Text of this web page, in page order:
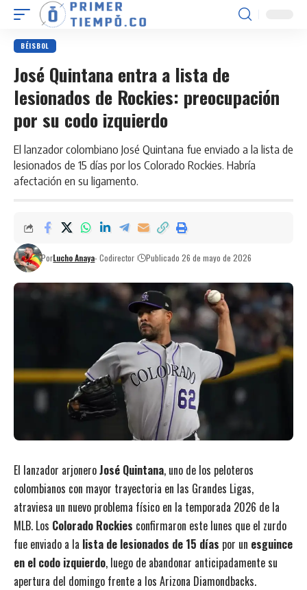
BÉISBOL
José Quintana entra a lista de
lesionados de Rockies: preocupación
por su codo izquierdo
El lanzador colombiano José Quintana fue enviado a la lista de
lesionados de 15 días por los Colorado Rockies. Habría
afectación en su ligamento.
PorLucho Anaya- Codirector Publicado 26 de mayo de 2026
El lanzador arjoneroJosé Quintana, uno de los peloteros
colombianos con mayor trayectoria en las Grandes Ligas,
atraviesa un nuevo problema físico en la temporada 2026 de la
MLB. Los Colorado Rockies confirmaron este lunes que el zurdo
fue enviado a la lista de lesionados de 15 días por un esguince
en el codo izquierdo, luego de abandonar anticipadamente su
apertura del domingo frente a los Arizona Diamondbacks.